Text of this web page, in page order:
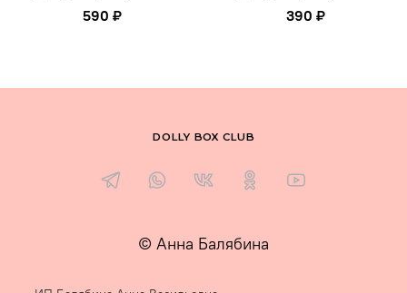
590 ₽ 390 ₽
© Анна Балябина
DOLLY BOX CLUB